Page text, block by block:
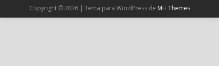
Cargar más
Copyright © 2026 | Tema para WordPress de MH Themes